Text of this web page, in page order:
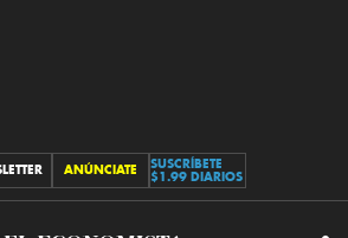
ANÚNCIATE
SUSCRÍBETE
$1.99 DIARIOS